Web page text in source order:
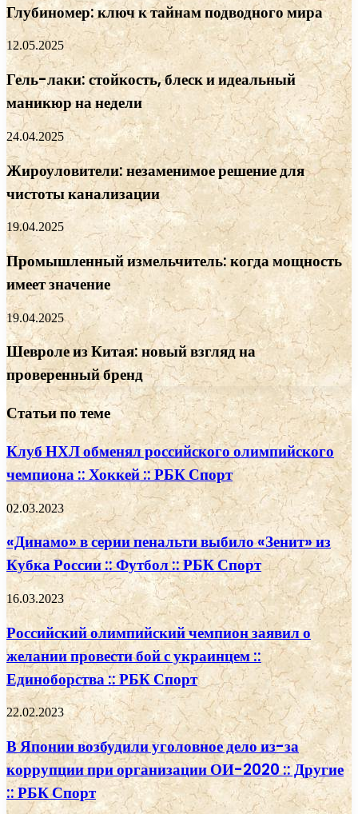
Глубиномер: ключ к тайнам подводного мира
12.05.2025
Гель-лаки: стойкость, блеск и идеальный
маникюр на недели
24.04.2025
Жироуловители: незаменимое решение для
чистоты канализации
19.04.2025
Промышленный измельчитель: когда мощность
имеет значение
19.04.2025
Шевроле из Китая: новый взгляд на
проверенный бренд
Статьи по теме
Клуб НХЛ обменял российского олимпийского
чемпиона :: Хоккей :: РБК Спорт
02.03.2023
«Динамо» в серии пенальти выбило «Зенит» из
Кубка России :: Футбол :: РБК Спорт
16.03.2023
Российский олимпийский чемпион заявил о
желании провести бой с украинцем ::
Единоборства :: РБК Спорт
22.02.2023
В Японии возбудили уголовное дело из-за
коррупции при организации ОИ-2020 :: Другие
:: РБК Спорт